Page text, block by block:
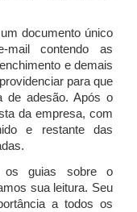
documento único
mail contendo as
e demais
para que
de adesão. Após o
da empresa, com
e restante das
os guias sobre o
sua leitura. Seu
a todos os